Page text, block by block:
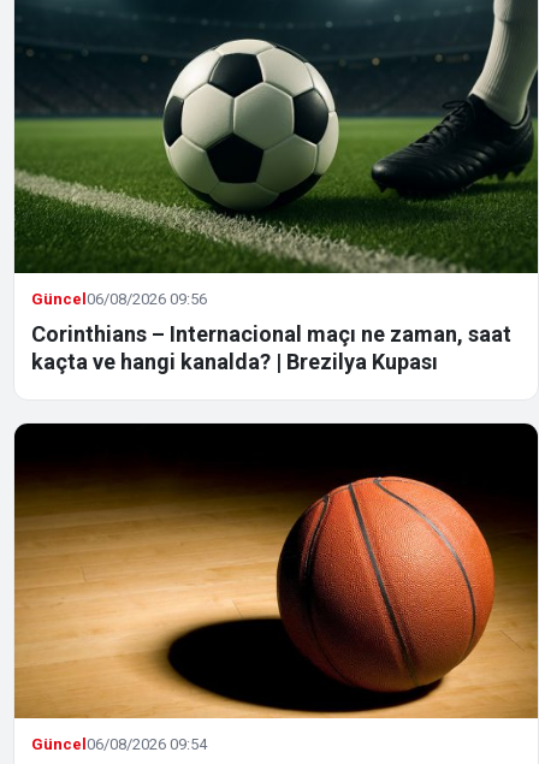
Güncel06/08/2026 09:56
Corinthians – Internacional maçı ne zaman, saat
kaçta ve hangi kanalda? | Brezilya Kupası
Güncel06/08/2026 09:54